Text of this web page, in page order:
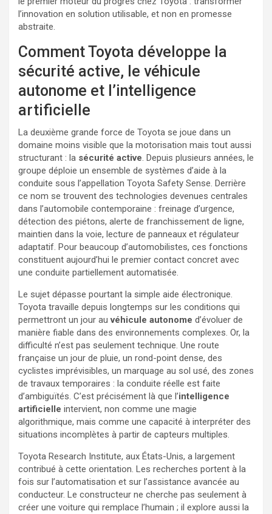
l’innovation en solution utilisable, et non en promesse
abstraite.
Comment Toyota développe la
sécurité active, le véhicule
autonome et l’intelligence
artificielle
La deuxième grande force de Toyota se joue dans un
domaine moins visible que la motorisation mais tout aussi
structurant : la sécurité active. Depuis plusieurs années, le
groupe déploie un ensemble de systèmes d’aide à la
conduite sous l’appellation Toyota Safety Sense. Derrière
ce nom se trouvent des technologies devenues centrales
dans l’automobile contemporaine : freinage d’urgence,
détection des piétons, alerte de franchissement de ligne,
maintien dans la voie, lecture de panneaux et régulateur
adaptatif. Pour beaucoup d’automobilistes, ces fonctions
constituent aujourd’hui le premier contact concret avec
une conduite partiellement automatisée.
Le sujet dépasse pourtant la simple aide électronique.
Toyota travaille depuis longtemps sur les conditions qui
permettront un jour auvéhicule autonome d’évoluer de
manière fiable dans des environnements complexes. Or, la
difficulté n’est pas seulement technique. Une route
française un jour de pluie, un rond-point dense, des
cyclistes imprévisibles, un marquage au sol usé, des zones
de travaux temporaires : la conduite réelle est faite
d’ambiguïtés. C’est précisément là que l’intelligence
artificielle intervient, non comme une magie
algorithmique, mais comme une capacité à interpréter des
situations incomplètes à partir de capteurs multiples.
Toyota Research Institute, aux États-Unis, a largement
contribué à cette orientation. Les recherches portent à la
fois sur l’automatisation et sur l’assistance avancée au
conducteur. Le constructeur ne cherche pas seulement à
créer une voiture qui remplace l’humain ; il explore aussi la